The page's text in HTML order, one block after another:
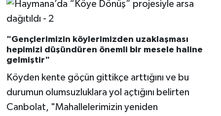
"Gençlerimizin köylerimizden uzaklaşması
hepimizi düşündüren önemli bir mesele haline
gelmiştir"
Köyden kente göçün gittikçe arttığını ve bu
durumun olumsuzluklara yol açtığını belirten
Canbolat, "Mahallelerimizin yeniden